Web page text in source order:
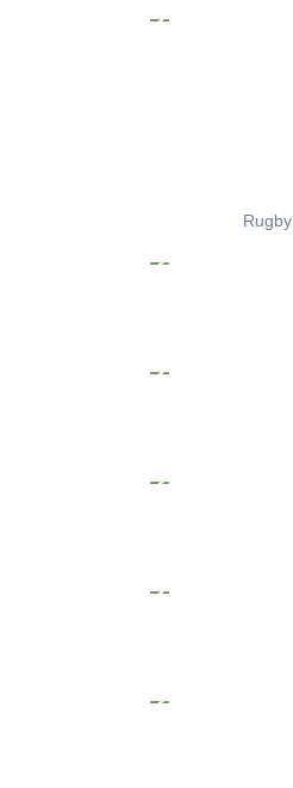
Rugby